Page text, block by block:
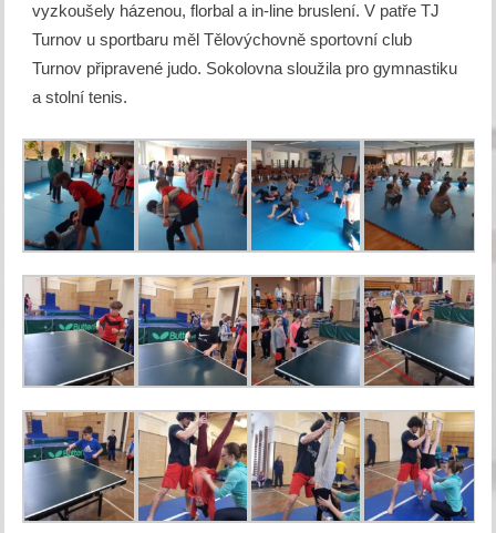
vyzkoušely házenou, florbal a in-line bruslení. V patře TJ
Turnov u sportbaru měl Tělovýchovně sportovní club
Turnov připravené judo. Sokolovna sloužila pro gymnastiku
a stolní tenis.